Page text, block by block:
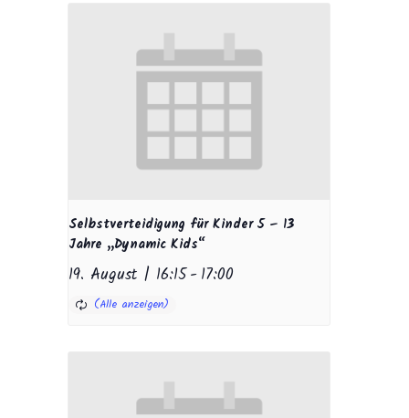
Selbstverteidigung für Kinder 5 – 13
Jahre „Dynamic Kids“
19. August | 16:15-17:00